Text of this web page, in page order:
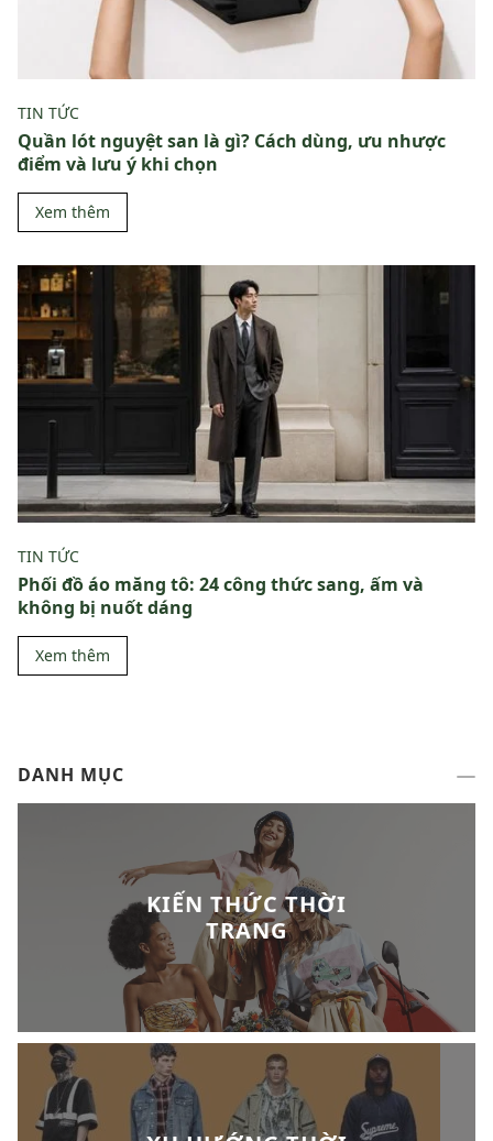
TIN TỨC
Quần lót nguyệt san là gì? Cách dùng, ưu nhược
điểm và lưu ý khi chọn
Xem thêm
TIN TỨC
Phối đồ áo măng tô: 24 công thức sang, ấm và
không bị nuốt dáng
Xem thêm
DANH MỤC
KIẾN THỨC THỜI
TRANG